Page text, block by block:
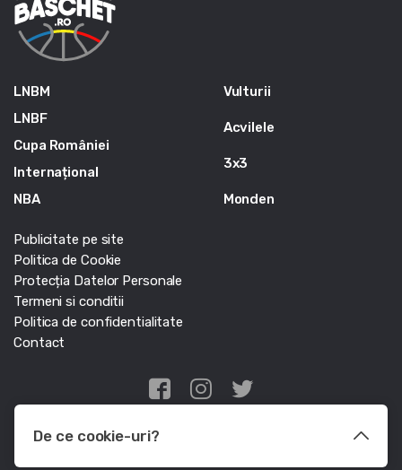
LNBM
LNBF
Cupa României
Internațional
NBA
Vulturii
Acvilele
3x3
Monden
Publicitate pe site
Politica de Cookie
Protecția Datelor Personale
Termeni si conditii
Politica de confidentialitate
Contact
Edris Digital Agency
De ce cookie-uri?